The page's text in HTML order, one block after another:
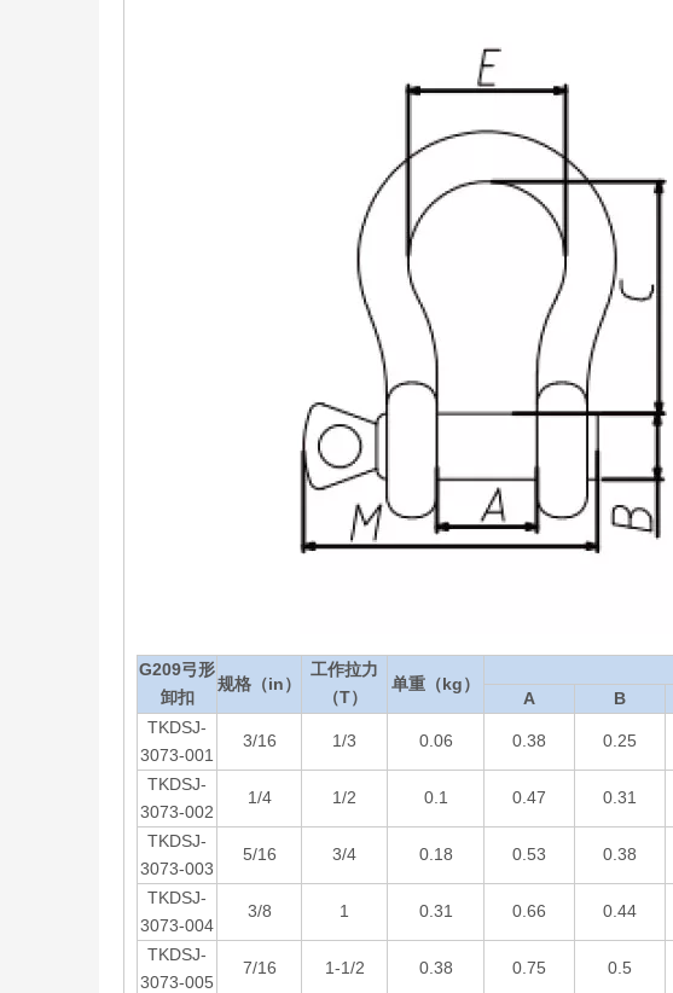
G209弓形
卸扣
规格（in）
工作拉力
（T）
单重（kg）
A
B
TKDSJ-
3073-001
3/16 1/3 0.06 0.38 0.25
TKDSJ-
3073-002
1/4 1/2 0.1 0.47 0.31
TKDSJ-
3073-003
5/16 3/4 0.18 0.53 0.38
TKDSJ-
3073-004
3/8 1 0.31 0.66 0.44
TKDSJ-
3073-005
7/16 1-1/2 0.38 0.75 0.5